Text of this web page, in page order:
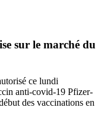
sur le marché du
ce lundi
anti-covid-19 Pfizer-
des vaccinations en